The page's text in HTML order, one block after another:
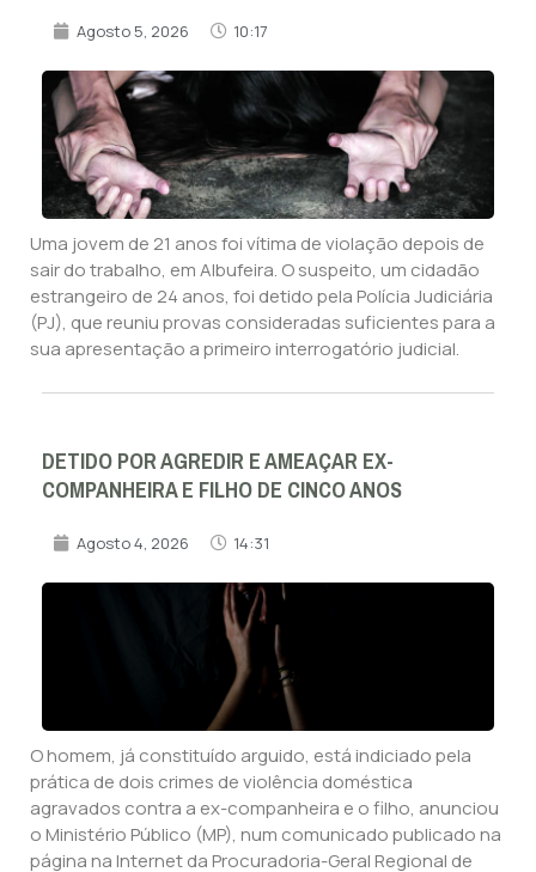
Agosto 5, 2026 10:17
Uma jovem de 21 anos foi vítima de violação depois de
sair do trabalho, em Albufeira. O suspeito, um cidadão
estrangeiro de 24 anos, foi detido pela Polícia Judiciária
(PJ), que reuniu provas consideradas suficientes para a
sua apresentação a primeiro interrogatório judicial.
DETIDO POR AGREDIR E AMEAÇAR EX-
COMPANHEIRA E FILHO DE CINCO ANOS
Agosto 4, 2026 14:31
O homem, já constituído arguido, está indiciado pela
prática de dois crimes de violência doméstica
agravados contra a ex-companheira e o filho, anunciou
o Ministério Público (MP), num comunicado publicado na
página na Internet da Procuradoria-Geral Regional de